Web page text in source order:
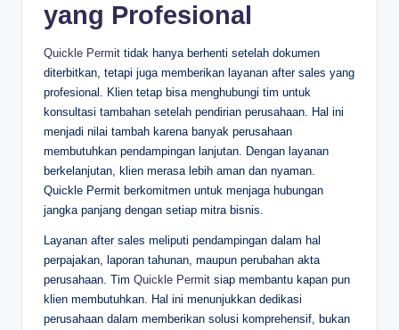
yang Profesional
Quickle Permit tidak hanya berhenti setelah dokumen
diterbitkan, tetapi juga memberikan layanan after sales yang
profesional. Klien tetap bisa menghubungi tim untuk
konsultasi tambahan setelah pendirian perusahaan. Hal ini
menjadi nilai tambah karena banyak perusahaan
membutuhkan pendampingan lanjutan. Dengan layanan
berkelanjutan, klien merasa lebih aman dan nyaman.
Quickle Permit berkomitmen untuk menjaga hubungan
jangka panjang dengan setiap mitra bisnis.
Layanan after sales meliputi pendampingan dalam hal
perpajakan, laporan tahunan, maupun perubahan akta
perusahaan. Tim Quickle Permit siap membantu kapan pun
klien membutuhkan. Hal ini menunjukkan dedikasi
perusahaan dalam memberikan solusi komprehensif, bukan